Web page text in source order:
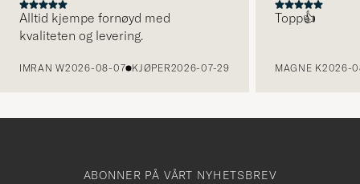
Alltid kjempe fornøyd med
kvaliteten og levering.
IMRAN W2026-08-07 KJØPER2026-07-29
Topp👍
MAGNE K2026-
ABONNER PÅ VÅRT NYHETSBREV